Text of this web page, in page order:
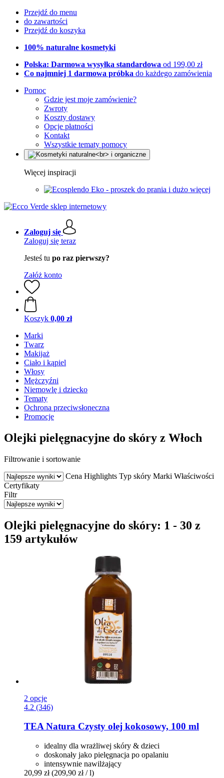
Przejdź do menu
do zawartości
Przejdź do koszyka
100% naturalne kosmetyki
Polska: Darmowa wysyłka standardowa od 199,00 zł
Co najmniej 1 darmowa próbka do każdego zamówienia
Pomoc
Gdzie jest moje zamówienie?
Zwroty
Koszty dostawy
Opcje płatności
Kontakt
Wszystkie tematy pomocy
Więcej inspiracji
Eko - proszek do prania i dużo więcej
Zaloguj się
Zaloguj się teraz
Jesteś tu po raz pierwszy?
Załóż konto
Koszyk 0,00 zł
Marki
Twarz
Makijaż
Ciało i kąpiel
Włosy
Mężczyźni
Niemowlę i dziecko
Tematy
Ochrona przeciwsłoneczna
Promocje
Olejki pielęgnacyjne do skóry z Włoch
Filtrowanie i sortowanie
Cena Highlights Typ skóry Marki Właściwości
Certyfikaty
Filtr
Olejki pielęgnacyjne do skóry: 1 - 30 z
159 artykułów
2 opcje
4.2 (346)
TEA Natura Czysty olej kokosowy, 100 ml
idealny dla wrażliwej skóry & dzieci
doskonały jako pielęgnacja po opalaniu
intensywnie nawilżający
20,99 zł (209,90 zł / l)